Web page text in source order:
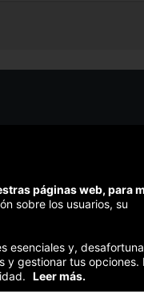
en menos de 48h)
segura
páginas web, para
sobre los usuarios, su
esenciales y,
y gestionar tus opciones.
Leer más.